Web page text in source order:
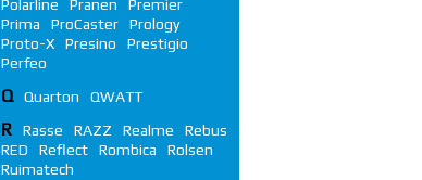
Polarline
Pranen
Premier
Prima
ProCaster
Prology
Proto-X
Presino
Prestigio
Perfeo
Q Quarton QWATT
R Rasse RAZZ Realme
Rebus
RED
Reflect Rombica
Rolsen
Ruimatech